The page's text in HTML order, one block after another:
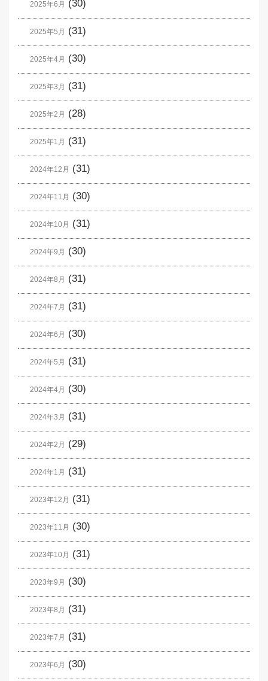
2025年6月 (30)
2025年5月 (31)
2025年4月 (30)
2025年3月 (31)
2025年2月 (28)
2025年1月 (31)
2024年12月 (31)
2024年11月 (30)
2024年10月 (31)
2024年9月 (30)
2024年8月 (31)
2024年7月 (31)
2024年6月 (30)
2024年5月 (31)
2024年4月 (30)
2024年3月 (31)
2024年2月 (29)
2024年1月 (31)
2023年12月 (31)
2023年11月 (30)
2023年10月 (31)
2023年9月 (30)
2023年8月 (31)
2023年7月 (31)
2023年6月 (30)